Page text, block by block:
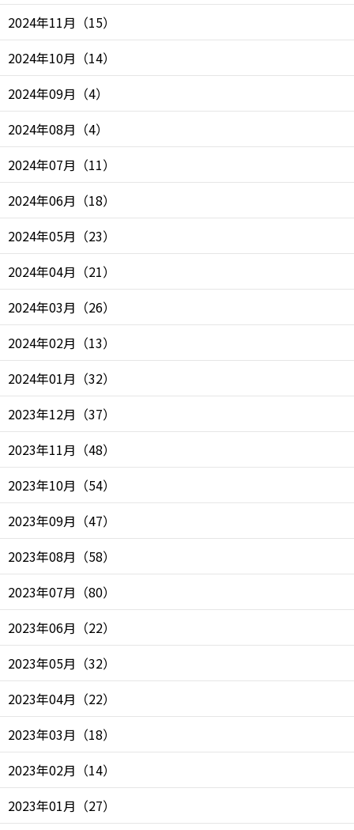
2024年11月 （15）
2024年10月 （14）
2024年09月 （4）
2024年08月 （4）
2024年07月 （11）
2024年06月 （18）
2024年05月 （23）
2024年04月 （21）
2024年03月 （26）
2024年02月 （13）
2024年01月 （32）
2023年12月 （37）
2023年11月 （48）
2023年10月 （54）
2023年09月 （47）
2023年08月 （58）
2023年07月 （80）
2023年06月 （22）
2023年05月 （32）
2023年04月 （22）
2023年03月 （18）
2023年02月 （14）
2023年01月 （27）